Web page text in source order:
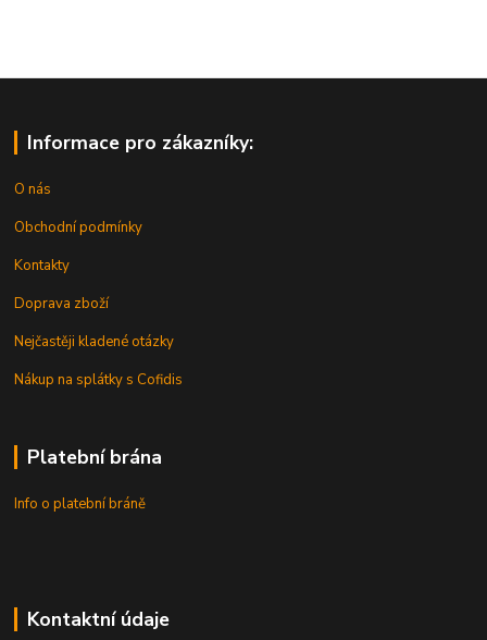
Informace pro zákazníky:
O nás
Obchodní podmínky
Kontakty
Doprava zboží
Nejčastěji kladené otázky
Nákup na splátky s Cofidis
Platební brána
Info o platební bráně
Kontaktní údaje